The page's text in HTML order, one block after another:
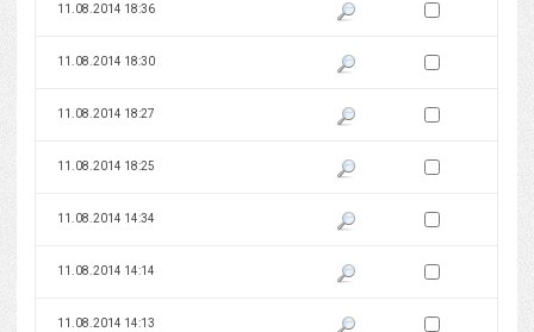
11.08.2014 18:36 Pokaż podgląd wersji z dnia
Zaznacz wersję do
11.08.2014 18:30 Pokaż podgląd wersji z dnia
Zaznacz wersję do
11.08.2014 18:27 Pokaż podgląd wersji z dnia
Zaznacz wersję do
11.08.2014 18:25 Pokaż podgląd wersji z dnia
Zaznacz wersję do
11.08.2014 14:34 Pokaż podgląd wersji z dnia
Zaznacz wersję do
11.08.2014 14:14 Pokaż podgląd wersji z dnia
Zaznacz wersję do
11.08.2014 14:13 Pokaż podgląd wersji z dnia
Zaznacz wersję do